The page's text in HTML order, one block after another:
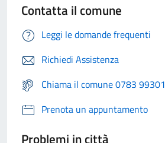
Contatta il comune
Leggi le domande frequenti
Richiedi Assistenza
Chiama il comune 0783 99301
Prenota un appuntamento
Problemi in città